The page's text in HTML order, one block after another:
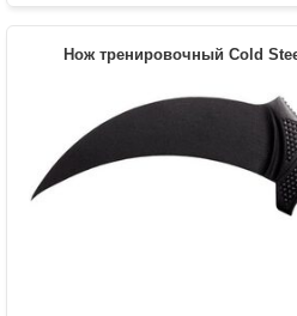
Нож тренировочный Cold